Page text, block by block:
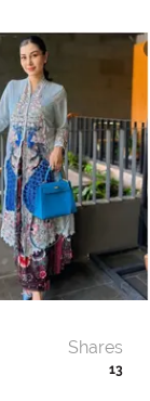
13
Shares